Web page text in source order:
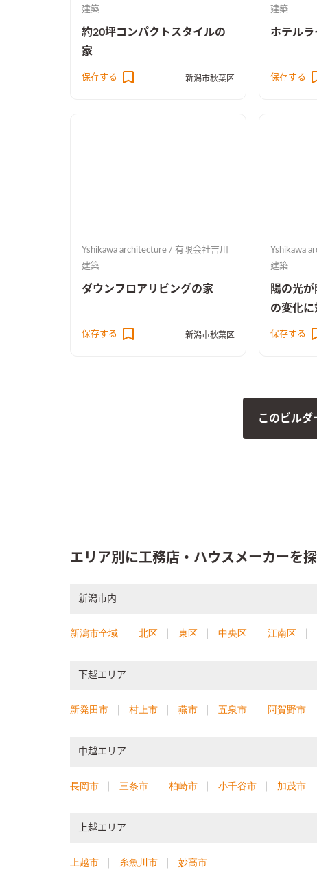
建築
約20坪コンパクトスタイルの
家
保存する 新潟市秋葉区
建築
ホテル
保存する
Yshikawa architecture / 有限会社吉川
建築
ダウンフロアリビングの家
保存する 新潟市秋葉区
Yshikawa
建築
陽の光
の変化に
保存する
このビルダ
エリア別に工務店・ハウスメーカーを
新潟市内
新潟市全域 北区 東区 中央区 江南区
下越エリア
新発田市 村上市 燕市 五泉市 阿賀野市
中越エリア
長岡市 三条市 柏崎市 小千谷市 加茂市
上越エリア
上越市 糸魚川市 妙高市